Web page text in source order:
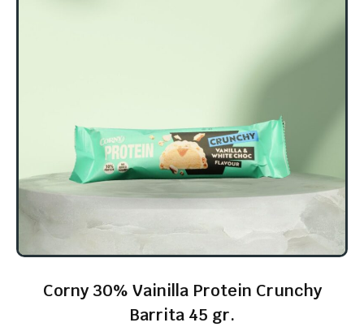
Corny 30% Vainilla Protein Crunchy
Barrita 45 gr.